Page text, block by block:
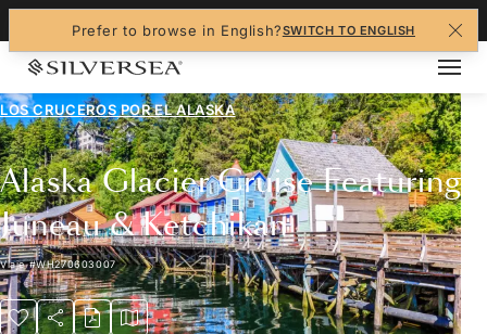
Prefer to browse in English?SWITCH TO ENGLISH
LOS CRUCEROS POR ELALASKA
Alaska Glacier Cruise Featuring
Juneau & Ketchikan
Viaje#WH270603007